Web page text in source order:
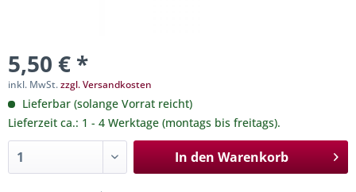
5,50 € *
inkl. MwSt.zzgl. Versandkosten
Lieferbar (solange Vorrat reicht)
Lieferzeit ca.: 1 - 4 Werktage (montags bis freitags).
In den Warenkorb